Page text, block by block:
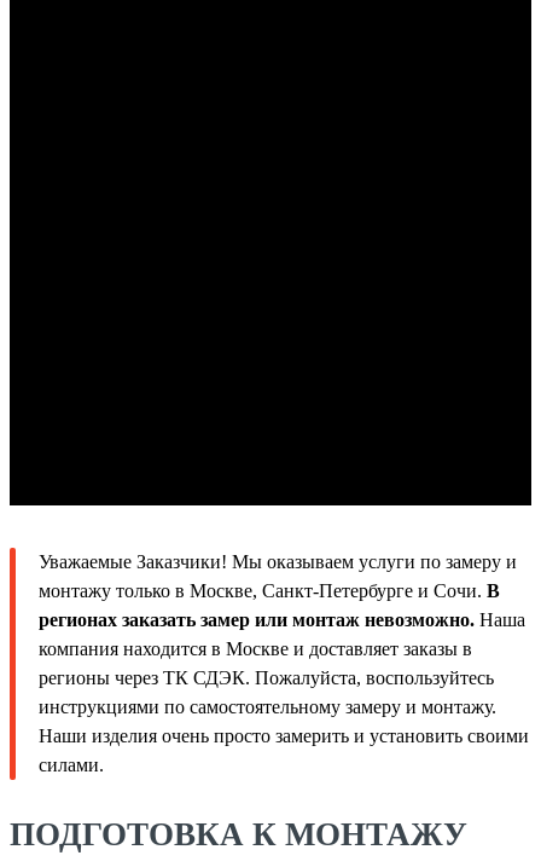
Уважаемые Заказчики! Мы оказываем услуги по замеру и
монтажу только в Москве, Санкт-Петербурге и Сочи. В
регионах заказать замер или монтаж невозможно. Наша
компания находится в Москве и доставляет заказы в
регионы через ТК СДЭК. Пожалуйста, воспользуйтесь
инструкциями по самостоятельному замеру и монтажу.
Наши изделия очень просто замерить и установить своими
силами.
ПОДГОТОВКА К МОНТАЖУ